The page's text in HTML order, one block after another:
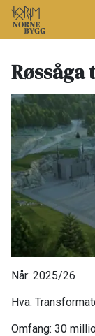
Når: 2025/26​
Hva:
Omfang: 30